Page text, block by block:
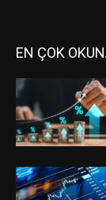
EN ÇOK